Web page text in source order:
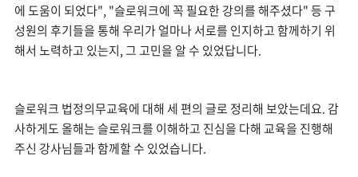
에 도움이 되었다", "슬로워크에 꼭 필요한 강의를 해주셨다" 등 구
성원의 후기들을 통해 우리가 얼마나 서로를 인지하고 함께하기 위
해서 노력하고 있는지, 그 고민을 알 수 있었답니다.
슬로워크 법정의무교육에 대해 세 편의 글로 정리해 보았는데요. 감
사하게도 올해는 슬로워크를 이해하고 진심을 다해 교육을 진행해
주신 강사님들과 함께할 수 있었습니다.